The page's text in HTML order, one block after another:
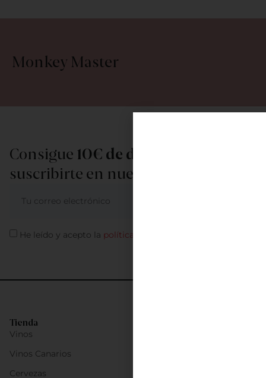
Monkey Master
Tienda
Vinos
Vinos Canarios
Cervezas
Consigue 10€ de descuento
suscribirte en nuestra newsletter
He leído y acepto la política de privacidad